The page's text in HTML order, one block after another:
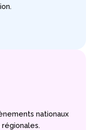
nationaux